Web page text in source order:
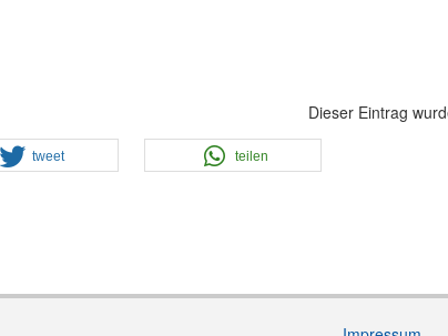
Dieser Eintrag
tweet teilen